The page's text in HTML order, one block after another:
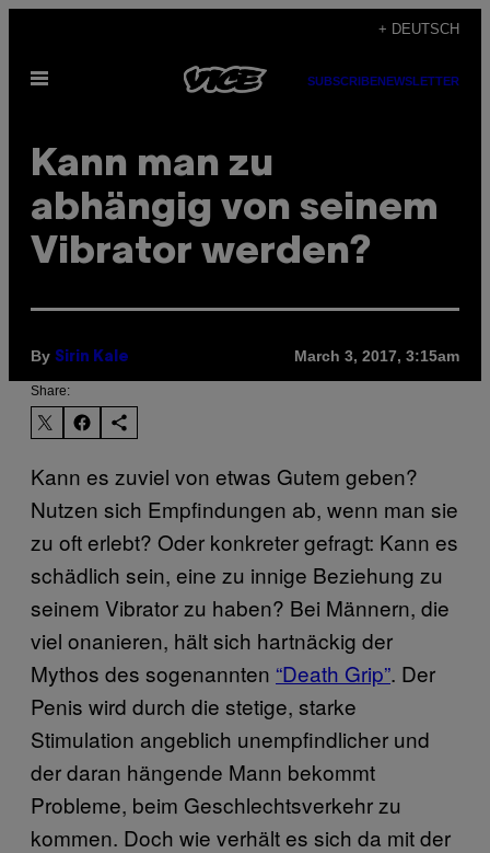
content
+ DEUTSCH
Open
SUBSCRIBENEWSLETTER
Kann man zu
abhängig von seinem
Vibrator werden?
By Sirin Kale March 3, 2017, 3:15am
Share:
Kann es zuviel von etwas Gutem geben?
Nutzen sich Empfindungen ab, wenn man sie
zu oft erlebt? Oder konkreter gefragt: Kann es
schädlich sein, eine zu innige Beziehung zu
seinem Vibrator zu haben? Bei Männern, die
viel onanieren, hält sich hartnäckig der
Mythos des sogenannten “Death Grip”. Der
Penis wird durch die stetige, starke
Stimulation angeblich unempfindlicher und
der daran hängende Mann bekommt
Probleme, beim Geschlechtsverkehr zu
kommen. Doch wie verhält es sich da mit der